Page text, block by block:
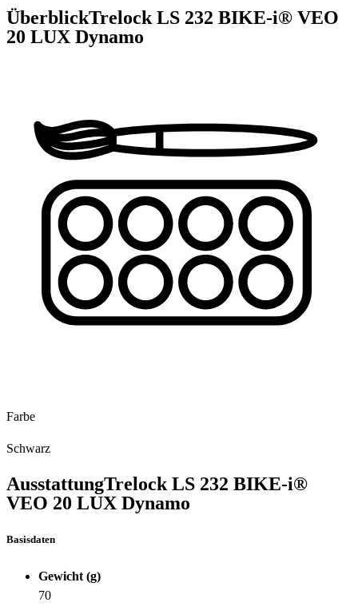
ÜberblickTrelock LS 232 BIKE-i® VEO
20 LUX Dynamo
Farbe
Schwarz
AusstattungTrelock LS 232 BIKE-i®
VEO 20 LUX Dynamo
Basisdaten
Gewicht (g)
70